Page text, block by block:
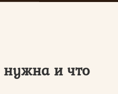
нужна и что